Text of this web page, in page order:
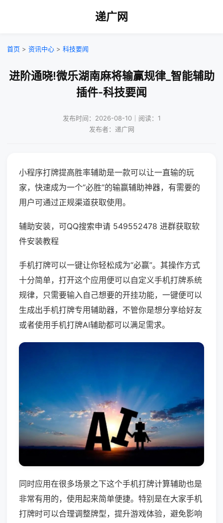
递广网
首页 > 资讯中心 > 科技要闻
进阶通晓!微乐湖南麻将输赢规律_智能辅助
插件-科技要闻
发布时间：2026-08-10｜阅读：1
发布者：递广网
小程序打牌提高胜率辅助是一款可以让一直输的玩
家，快速成为一个“必胜”的输赢辅助神器，有需要的
用户可通过正规渠道获取使用。
辅助安装，可QQ搜索申请 549552478 进群获取软
件安装教程
手机打牌可以一键让你轻松成为“必赢”。其操作方式
十分简单，打开这个应用便可以自定义手机打牌系统
规律，只需要输入自己想要的开挂功能，一键便可以
生成出手机打牌专用辅助器，不管你是想分享给好友
或者使用手机打牌AI辅助都可以满足需求。
同时应用在很多场景之下这个手机打牌计算辅助也是
非常有用的，使用起来简单便捷。特别是在大家手机
打牌时可以合理调整牌型，提升游戏体验，避免影响